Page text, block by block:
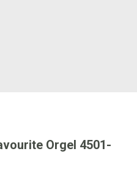
Orgel 4501-